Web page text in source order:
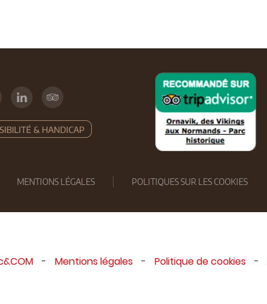
MENTIONS LÉGALES POLITIQUES SUR LES COOKIES
- Mentions légales - Politique de cookies -